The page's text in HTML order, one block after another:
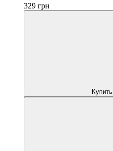
329 грн
Купить